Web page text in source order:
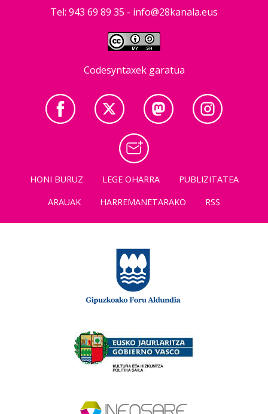
Tel: 943 69 89 35 - info@28kanala.eus
Codesyntaxek garatua
HONI BURUZ LEGE OHARRA
PUBLIZITATEA
ARAUAK
HARREMANETARAKO RSS